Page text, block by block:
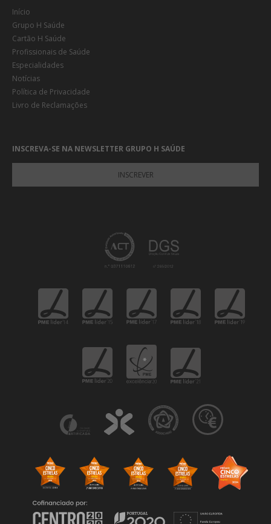
Início
Grupo H Saúde
Cartão H Saúde
Profissionais de Saúde
Especialidades
Notícias
Política de Privacidade
Livro de Reclamações
INSCREVA-SE NA NEWSLETTER GRUPO H SAÚDE
INSCREVER